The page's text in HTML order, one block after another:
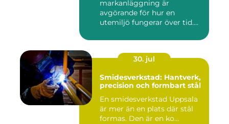
markanläggning är
avgörande för hur en
utemiljö fungerar över tid.
30. jul
Smidesverkstad: Hantverk,
precision och formbart stål
En smidesverkstad Uppsala
är mer än en plats där stål
formas. Den är en ko...